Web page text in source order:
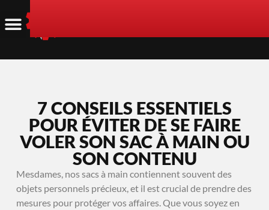
7 CONSEILS ESSENTIELS
POUR ÉVITER DE SE FAIRE
VOLER SON SAC À MAIN OU
SON CONTENU
Mesdames, nos sacs à main contiennent souvent des
objets personnels précieux, et il est crucial de prendre des
mesures pour protéger vos affaires. Que vous soyez en